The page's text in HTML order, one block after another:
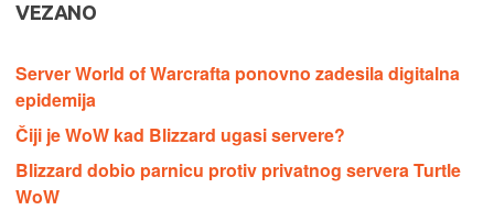
VEZANO
Server World of Warcrafta ponovno zadesila digitalna
epidemija
Čiji je WoW kad Blizzard ugasi servere?
Blizzard dobio parnicu protiv privatnog servera Turtle
WoW